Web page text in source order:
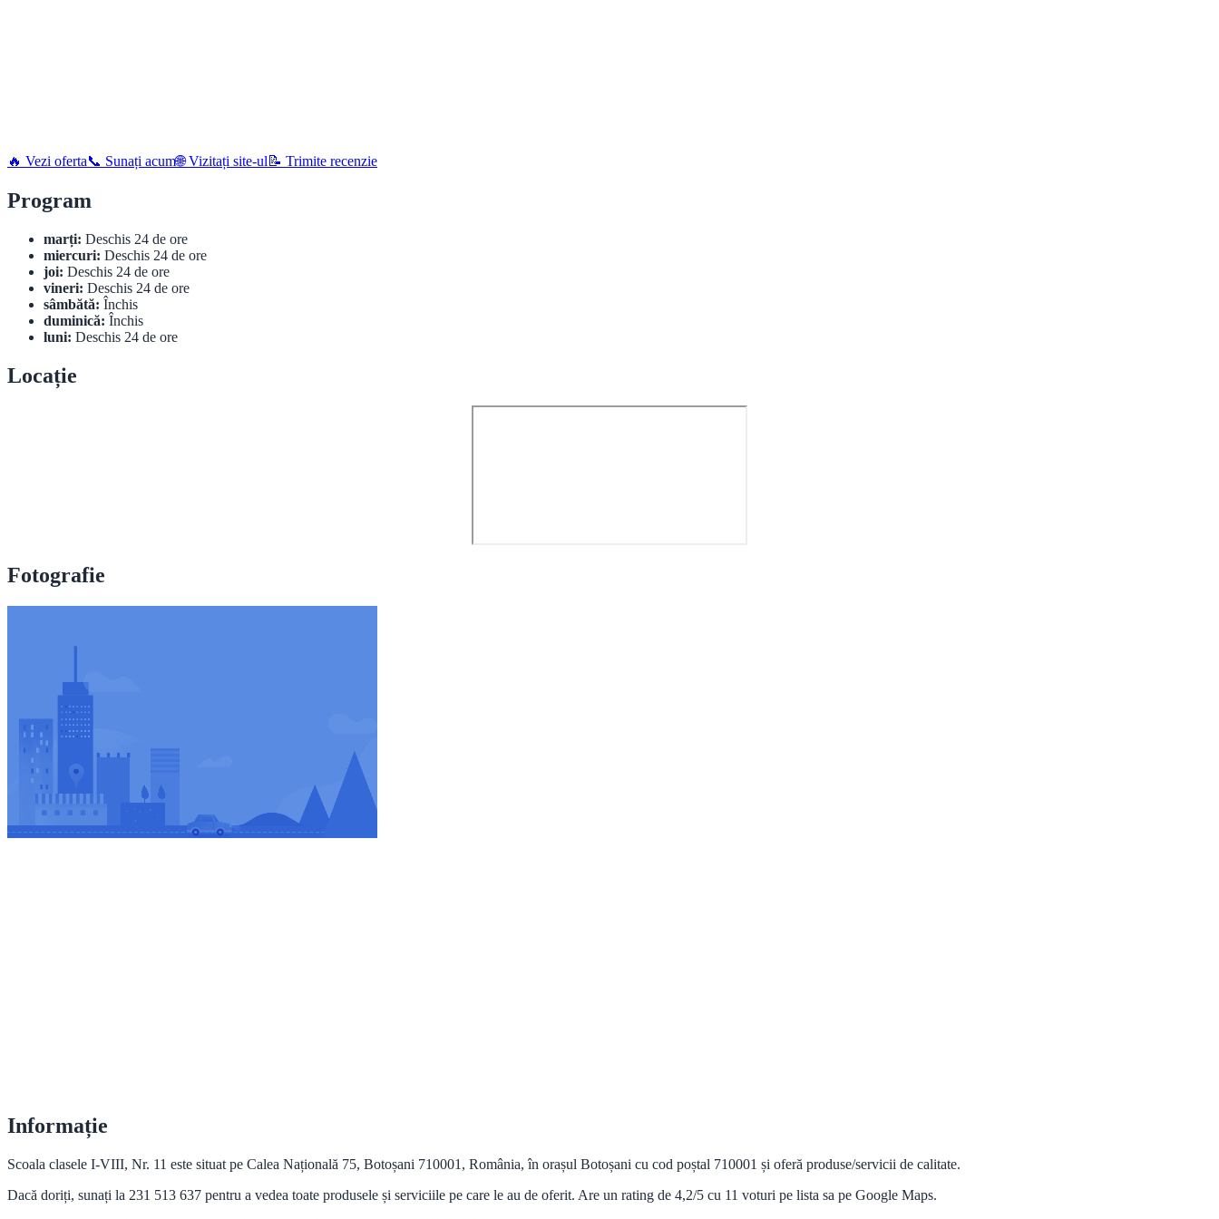
🔥 Vezi oferta📞 Sunați acum🌐 Vizitați site-ul 📝 Trimite recenzie
Program
marți: Deschis 24 de ore
miercuri: Deschis 24 de ore
joi: Deschis 24 de ore
vineri: Deschis 24 de ore
sâmbătă: Închis
duminică: Închis
luni: Deschis 24 de ore
Locație
Fotografie
Informație
Scoala clasele I-VIII, Nr. 11 este situat pe Calea Națională 75, Botoșani 710001, România, în orașul Botoșani cu cod poștal 710001 și oferă produse/servicii de calitate.
Dacă doriți, sunați la 231 513 637 pentru a vedea toate produsele și serviciile pe care le au de oferit. Are un rating de 4,2/5 cu 11 voturi pe lista sa pe Google Maps.